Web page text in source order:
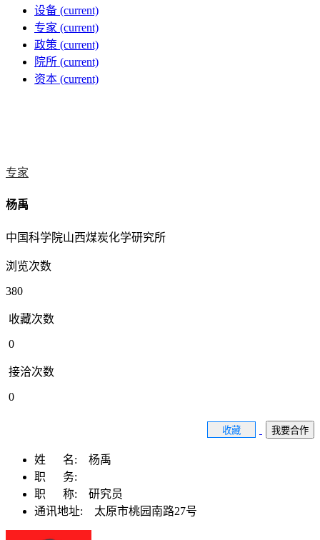
设备 (current)
专家 (current)
政策 (current)
院所 (current)
资本 (current)
专家
杨禹
中国科学院山西煤炭化学研究所
浏览次数
380
收藏次数
0
接洽次数
0
收藏 我要合作
姓 名: 杨禹
职 务:
职 称: 研究员
通讯地址: 太原市桃园南路27号